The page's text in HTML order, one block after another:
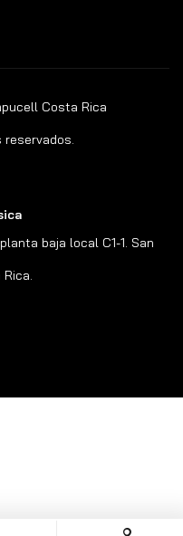
Costa Rica
reservados.
baja local C1-1. San